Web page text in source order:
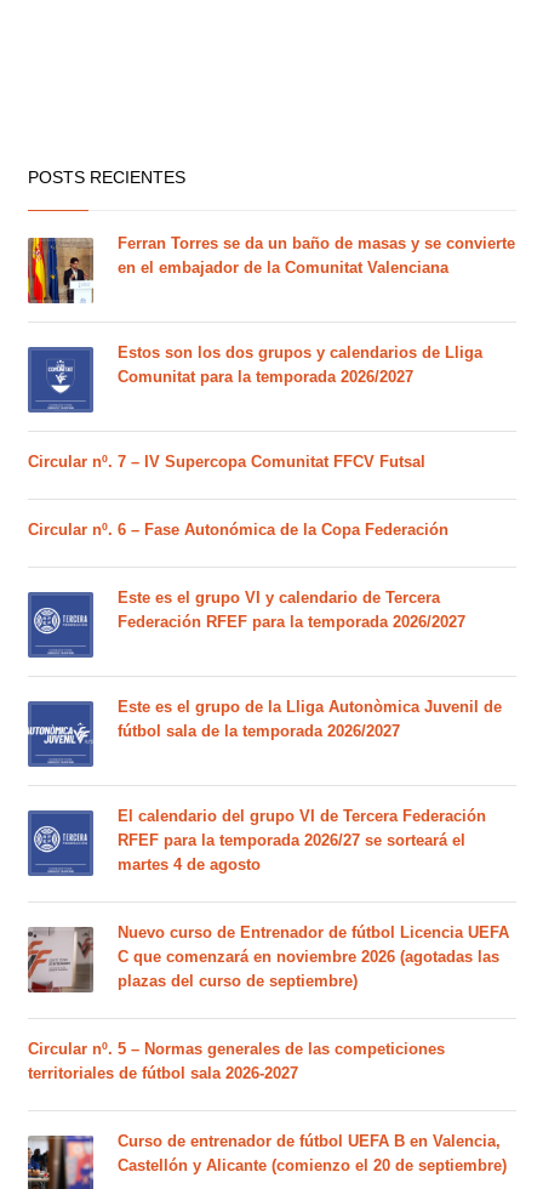
POSTS RECIENTES
Ferran Torres se da un baño de masas y se convierte
en el embajador de la Comunitat Valenciana
Estos son los dos grupos y calendarios de Lliga
Comunitat para la temporada 2026/2027
Circular nº. 7 – IV Supercopa Comunitat FFCV Futsal
Circular nº. 6 – Fase Autonómica de la Copa Federación
Este es el grupo VI y calendario de Tercera
Federación RFEF para la temporada 2026/2027
Este es el grupo de la Lliga Autonòmica Juvenil de
fútbol sala de la temporada 2026/2027
El calendario del grupo VI de Tercera Federación
RFEF para la temporada 2026/27 se sorteará el
martes 4 de agosto
Nuevo curso de Entrenador de fútbol Licencia UEFA
C que comenzará en noviembre 2026 (agotadas las
plazas del curso de septiembre)
Circular nº. 5 – Normas generales de las competiciones
territoriales de fútbol sala 2026-2027
Curso de entrenador de fútbol UEFA B en Valencia,
Castellón y Alicante (comienzo el 20 de septiembre)